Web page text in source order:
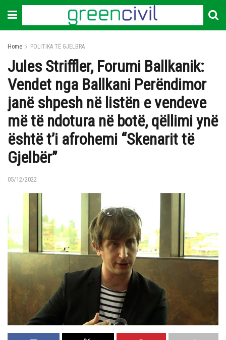
Home POLITIKA TË GJELBRA
Jules Striffler, Forumi Ballkanik:
Vendet nga Ballkani Perëndimor
janë shpesh në listën e vendeve
më të ndotura në botë, qëllimi ynë
është t’i afrohemi “Skenarit të
Gjelbër”
05/12/2022